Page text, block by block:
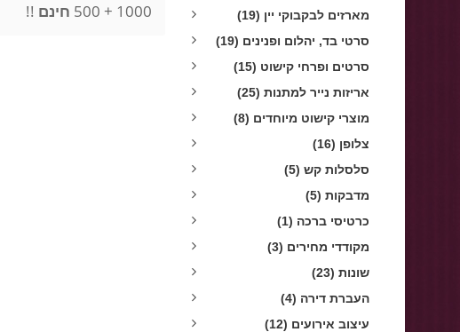
מארזים לבקבוקי יין (19)
סרטי בד, יהלום ופנינים (19)
סרטים ופרחי קישוט (15)
אריזות נייר למתנות (25)
מוצרי קישוט מיוחדים (8)
צלופן (16)
סלסלות קש (5)
מדבקות (5)
כרטיסי ברכה (1)
מקודדי מחירים (3)
שונות (23)
העברת דירה (4)
עיצוב אירועים (12)
1000 + 500
חינם !!